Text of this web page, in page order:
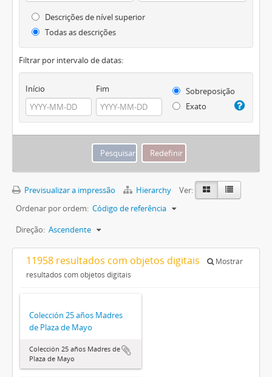
Descrições de nível superior
Todas as descrições
Filtrar por intervalo de datas:
Início Fim
Sobreposição
Exato
Previsualizar a impressão Hierarchy
Ver:
Ordenar por ordem: Código de referência
Direção: Ascendente
11958 resultados com objetos digitais
Mostrar
resultados com objetos digitais
Colección 25 años Madres
de Plaza de Mayo
Colección 25 años Madres de
Plaza de Mayo